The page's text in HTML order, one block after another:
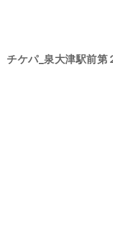
チケパ_泉大津駅前第